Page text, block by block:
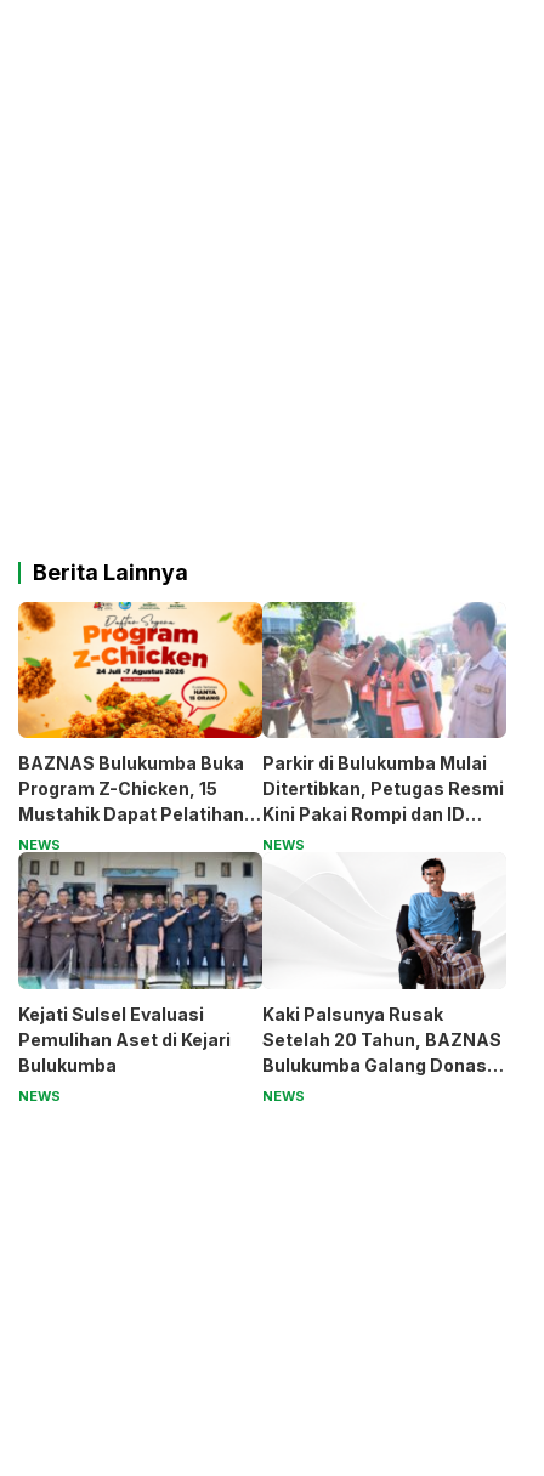
Berita Lainnya
BAZNAS Bulukumba Buka
Program Z-Chicken, 15
Mustahik Dapat Pelatihan
dan Modal Usaha
NEWS
Parkir di Bulukumba Mulai
Ditertibkan, Petugas Resmi
Kini Pakai Rompi dan ID
Card
NEWS
Kejati Sulsel Evaluasi
Pemulihan Aset di Kejari
Bulukumba
NEWS
Kaki Palsunya Rusak
Setelah 20 Tahun, BAZNAS
Bulukumba Galang Donasi
untuk Pak Pardi
NEWS